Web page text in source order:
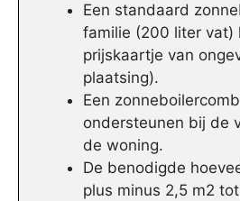
Een standaard
familie (200 liter vat)
prijskaartje van
plaatsing).
Een
ondersteunen bij de
de woning.
De benodigde
plus minus 2,5 m2